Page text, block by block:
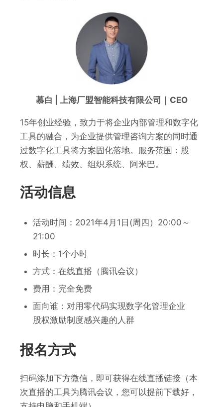
慕白 | 上海厂盟智能科技有限公司｜CEO
15年创业经验，致力于将企业内部管理和数字化
工具的融合，为企业提供管理咨询方案的同时通
过数字化工具将方案固化落地。服务范围：股
权、薪酬、绩效、组织系统、阿米巴。
活动信息
活动时间：2021年4月1日(周四）20:00～
21:00
时长：1个小时
方式：在线直播（腾讯会议）
费用：完全免费
面向谁：对用零代码实现数字化管理企业
股权激励制度感兴趣的人群
报名方式
扫码添加下方微信，即可获得在线直播链接（本
次直播的工具为腾讯会议，您可以提前下载好，